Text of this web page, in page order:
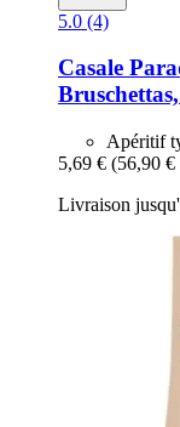
5.0 (4)
Casale
Apéritif
5,69 € (56,90 €
Livraison